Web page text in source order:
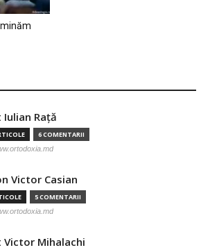
Iulian Raţă
6 COMENTARII
Victor Casian
5 COMENTARII
Victor Mihalachi